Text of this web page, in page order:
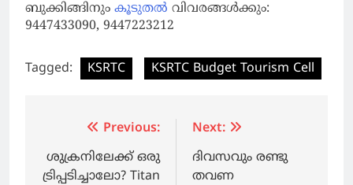
ബുക്കിങ്ങിനും കൂടുതല്‍ വിവരങ്ങള്‍ക്കും:
9447433090, 9447223212
Tagged: KSRTC KSRTC Budget Tourism Cell
navigation
Previous:
ശുക്രനിലേക്ക് ഒരു
ട്രിപ്പടിച്ചാലോ? Titan
Next:
ദിവസവും രണ്ടു
തവണ